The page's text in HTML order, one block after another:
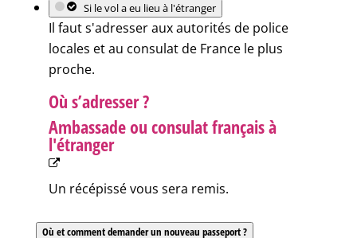
Si le vol a eu lieu à l'étranger
Il faut s'adresser aux autorités de police
locales et au consulat de France le plus
proche.
Où s’adresser ?
Ambassade ou consulat français à
l'étranger
Un récépissé vous sera remis.
Où et comment demander un nouveau passeport ?